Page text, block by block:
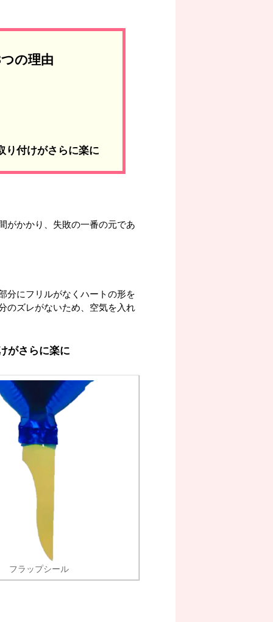
の理由
り付けがさらに楽に
がかかり、失敗の一番の元であ
分にフリルがなくハートの形を
のズレがないため、空気を入れ
がさらに楽に
フラップシール